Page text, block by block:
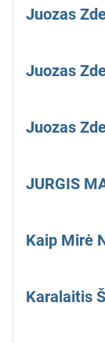
Juozas
Juozas
Juozas
JURGIS
Kaip Mirė
Karalaitis